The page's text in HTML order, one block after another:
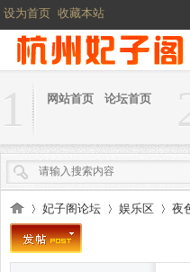
设为首页 收藏本站
1 网站首页 论坛首页
妃子阁论坛 娱乐区 夜